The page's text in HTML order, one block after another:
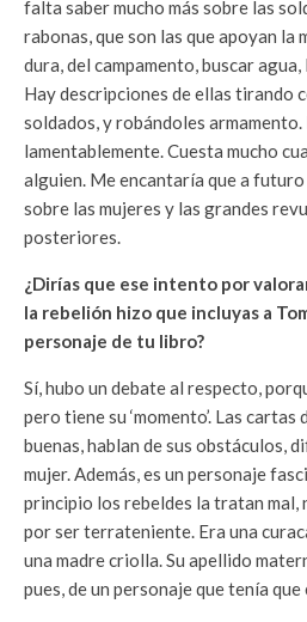
falta saber mucho más sobre las
rabonas, que son las que apoyan la
dura, del campamento, buscar
Hay descripciones de ellas tirando
soldados, y robándoles
lamentablemente. Cuesta mucho
alguien. Me encantaría que a
sobre las mujeres y las grandes
posteriores.
¿Dirías que ese intento por
la rebelión hizo que incluyas a
personaje de tu libro?
Sí, hubo un debate al respecto,
pero tiene su ‘momento’. Las cartas
buenas, hablan de sus obstáculos,
mujer. Además, es un personaje
principio los rebeldes la tratan mal,
por ser terrateniente. Era una
una madre criolla. Su apellido
pues, de un personaje que tenía